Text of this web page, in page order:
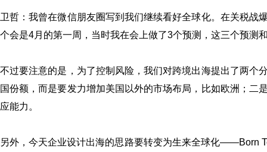
卫哲：我曾在微信朋友圈写到我们继续看好全球化。在关税战
个会是4月的第一周，当时我在会上做了3个预测，这三个预测
不过要注意的是，为了控制风险，我们对跨境出海提出了两个
国份额，而是要发力增加美国以外的市场布局，比如欧洲；
应能力。
另外，今天企业设计出海的思路要转变为生来全球化——Born